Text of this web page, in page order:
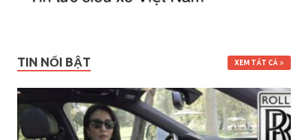
TIN NỔI BẬT XEM TẤT CẢ